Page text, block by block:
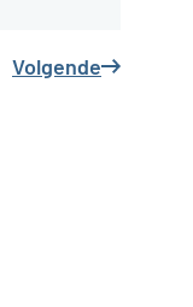
Volgende